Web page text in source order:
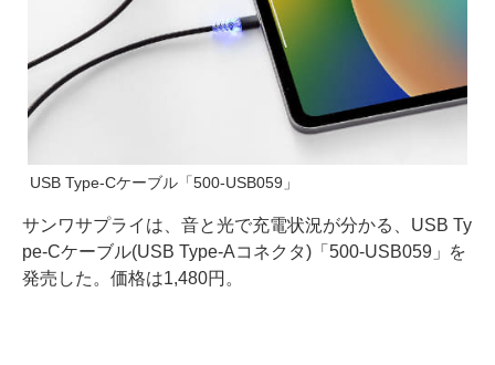
USB Type-Cケーブル「500-USB059」
サンワサプライは、音と光で充電状況が分かる、USB Ty
pe-Cケーブル(USB Type-Aコネクタ)「500-USB059」を
発売した。価格は1,480円。